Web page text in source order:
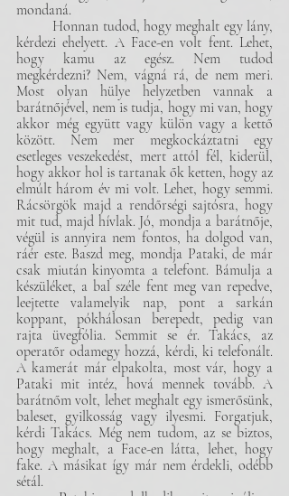
mondaná.
kérdezi ehelyett. A Face-en volt fent. Lehet,
hogy kamu az egész. Nem tudod
megkérdezni? Nem, vágná rá, de nem meri.
Most olyan hülye helyzetben vannak a
barátnőjével, nem is tudja, hogy mi van, hogy
akkor még együtt vagy külön vagy a kettő
között. Nem mer megkockáztatni egy
esetleges veszekedést, mert attól fél, kiderül,
hogy akkor hol is tartanak ők ketten, hogy az
elmúlt három év mi volt. Lehet, hogy semmi.
Rácsörgök majd a rendőrségi sajtósra, hogy
mit tud, majd hívlak. Jó, mondja a barátnője,
végül is annyira nem fontos, ha dolgod van,
ráér este. Baszd meg, mondja Pataki, de már
csak miután kinyomta a telefont. Bámulja a
készüléket, a bal széle fent meg van repedve,
leejtette valamelyik nap, pont a sarkán
koppant, pókhálosan berepedt, pedig van
rajta üvegfólia. Semmit se ér. Takács, az
operatőr odamegy hozzá, kérdi, ki telefonált.
A kamerát már elpakolta, most vár, hogy a
Pataki mit intéz, hová mennek tovább. A
barátnőm volt, lehet meghalt egy ismerősünk,
baleset, gyilkosság vagy ilyesmi. Forgatjuk,
kérdi Takács. Még nem tudom, az se biztos,
hogy meghalt, a Face-en látta, lehet, hogy
fake. A másikat így már nem érdekli, odébb
sétál.